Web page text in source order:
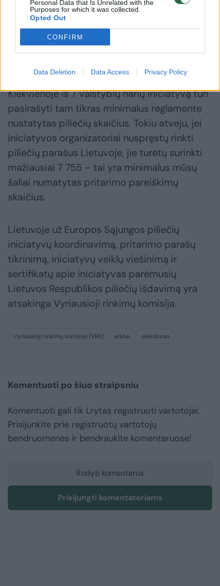
Personal Data that Is Unrelated with the
Purposes for which it was collected.
Opted Out
CONFIRM
Data Deletion Data Access Privacy Policy
Sąjungos Parlamento rinkimuose, per
vienerius metus surinktų ne mažiau kaip
vieną milijoną Europos Sąjungos piliečių
Kiekvienoje iš 7 valstybių narių iniciatyvą turi
pasirašyti tam tikras minimalus reglamente
nustatytas piliečių skaičius. Tokiu atveju, jei
iniciatyvos organizatoriai nuspręstų rinkti
piliečių parašus Lietuvoje, jie turėtų surinkti
mažiausiai 7 755 – tai yra minimalus mūsų
šaliai numatytas pritarimo pareiškimų
skaičius.
Lietuvoje už Europos Sąjungos piliečių
iniciatyvų koordinavimą, pritarimo parašų
tikrinimą, iniciatyvų veiklų viešinimą ir
sertifikatų apie iniciatyvas parėmusių
Lietuvos Respublikos piliečių išdavimą yra
atsakinga Vyriausioji rinkimų komisija.
Vyriausioji rinkimų komisija (VRK) arkliai skerdimas
Komentuoti po šiuo straipsniu
Komentuoti gali tik Lrytas registruoti vartotojai.
Prisijunkite prie registruotų vartotojų
bendruomenės ir bendraukite komentaruose!
Rodyti komentarus
Prisijungti komentatoriams